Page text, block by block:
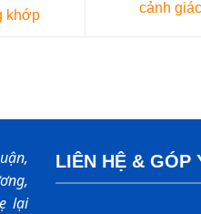
khớp
cảnh
lại
LIÊN HỆ & GÓP